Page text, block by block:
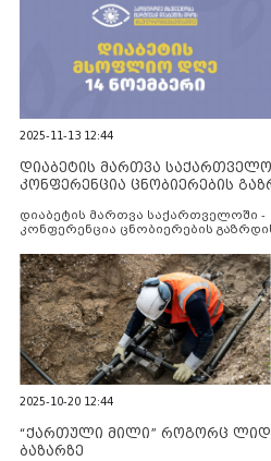
2025-11-13 12:44
დიაბეტის მართვა
კონფერენცია ცნობიერების
დიაბეტის მართვა საქართველოში -
კონფერენცია ცნობიერების
2025-10-20 12:44
“ქართული მილი” როგორც
ბაზარზე